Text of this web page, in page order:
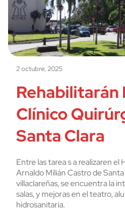
2 octubre, 2025
Rehabilitarán
Clínico
Santa Clara
Entre las tarea s a realizaren
Arnaldo Milián Castro de
villaclareñas, se encuentra la
salas, y mejoras en el teatro,
hidrosanitaria.